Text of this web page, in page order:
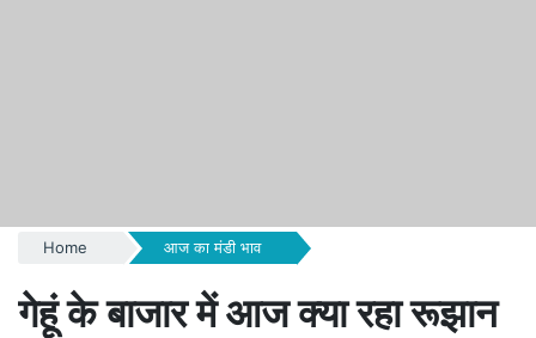
Home आज का मंडी भाव
गेहूं के बाजार में आज क्या रहा रूझान